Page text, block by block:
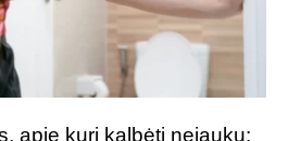
apie kurį kalbėti nejauku: